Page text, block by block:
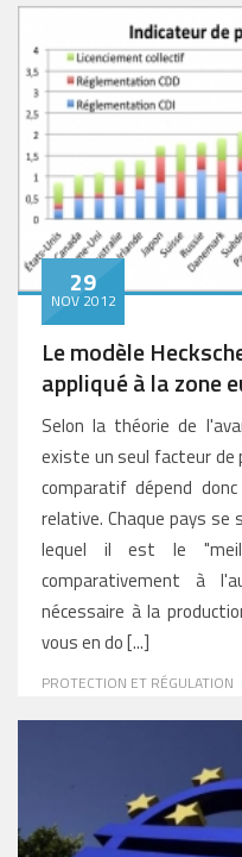
29
NOV 2012
Le modèle
appliqué à la zone
Selon la théorie de
existe un seul facteur de
comparatif dépend
relative. Chaque pays se
lequel il est le
comparativement à
nécessaire à la
vous en do [...]
PROTECTION ET RÉGULATION